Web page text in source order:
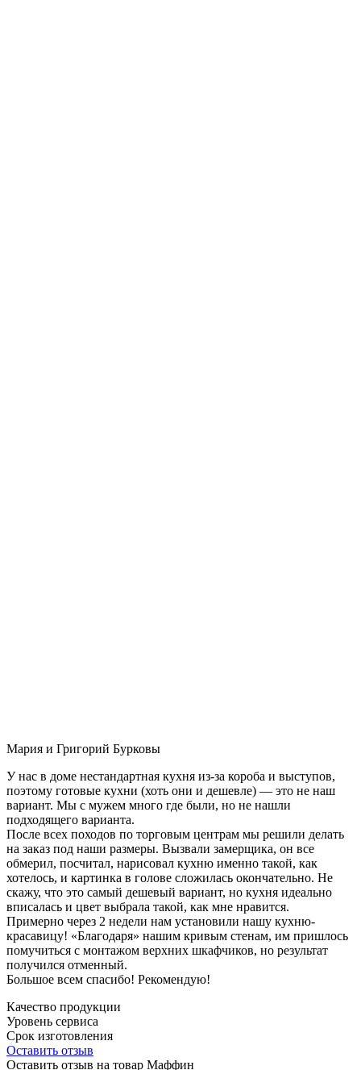
Мария и Григорий Бурковы
У нас в доме нестандартная кухня из-за короба и выступов,
поэтому готовые кухни (хоть они и дешевле) — это не наш
вариант. Мы с мужем много где были, но не нашли
подходящего варианта.
После всех походов по торговым центрам мы решили делать
на заказ под наши размеры. Вызвали замерщика, он все
обмерил, посчитал, нарисовал кухню именно такой, как
хотелось, и картинка в голове сложилась окончательно. Не
скажу, что это самый дешевый вариант, но кухня идеально
вписалась и цвет выбрала такой, как мне нравится.
Примерно через 2 недели нам установили нашу кухню-
красавицу! «Благодаря» нашим кривым стенам, им пришлось
помучиться с монтажом верхних шкафчиков, но результат
получился отменный.
Большое всем спасибо! Рекомендую!
Качество продукции
Уровень сервиса
Срок изготовления
Оставить отзыв
Оставить отзыв на товар Маффин